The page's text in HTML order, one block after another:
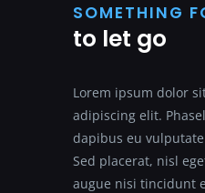
SOMETHING
to let go
Lorem ipsum dolor
adipiscing elit.
dapibus eu
Sed placerat, nisl
augue nisi tincidunt